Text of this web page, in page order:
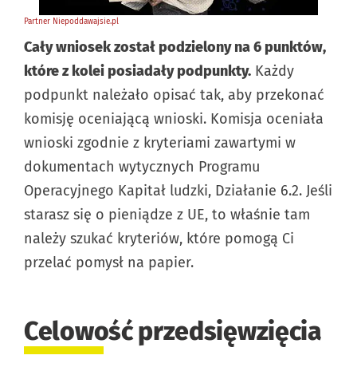
Cały wniosek został podzielony na 6 punktów,
które z kolei posiadały podpunkty. Każdy
podpunkt należało opisać tak, aby przekonać
komisję oceniającą wnioski. Komisja oceniała
wnioski zgodnie z kryteriami zawartymi w
dokumentach wytycznych Programu
Operacyjnego Kapitał ludzki, Działanie 6.2. Jeśli
starasz się o pieniądze z UE, to właśnie tam
należy szukać kryteriów, które pomogą Ci
przelać pomysł na papier.
Celowość przedsięwzięcia